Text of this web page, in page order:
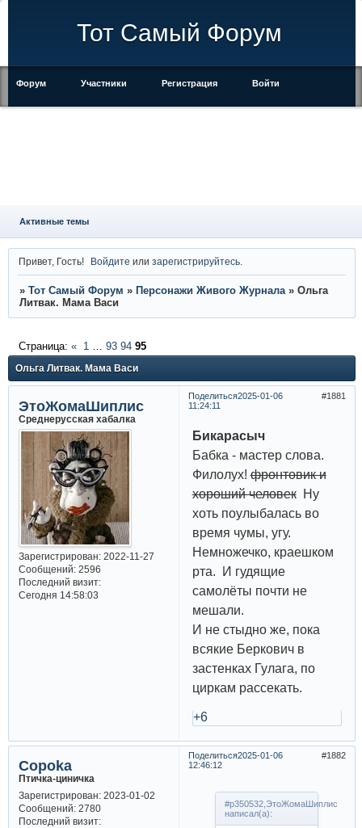
Тот Самый Форум
Форум Участники Регистрация Войти
Активные темы
Привет, Гость! Войдите илизарегистрируйтесь
» Тот Самый Форум » Персонажи Живого Журнала » Ольга
Литвак. Мама Васи
Ольга Литвак. Мама Васи
Страница: « 1 93 94 95
Поделиться 1881
2025-01-06
11:24:11
ЭтоЖомаШиплис
Среднерусская хабалка
Зарегистрирован: 2022-11-27
Сообщений:2596
Последний визит:
Сегодня 14:58:03
Бикарасыч
Бабка - мастер слова.
Филолух!фронтовик и
хороший человекНу
хоть поулыбалась во
время чумы, угу.
Немножечко, краешком
рта. И гудящие
самолёты почти не
мешали.
И не стыдно же, пока
всякие Беркович в
застенках Гулага, по
циркам рассекать.
+6
Поделиться 1882
2025-01-06
12:46:12
Copoka
Птичка-циничка
Зарегистрирован: 2023-01-02
Сообщений:2780
Последний визит:
#p350532,ЭтоЖомаШиплис
написал(а):